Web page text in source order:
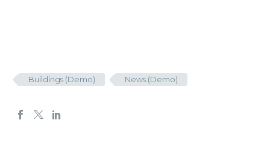
Buildings (Demo) News (Demo)